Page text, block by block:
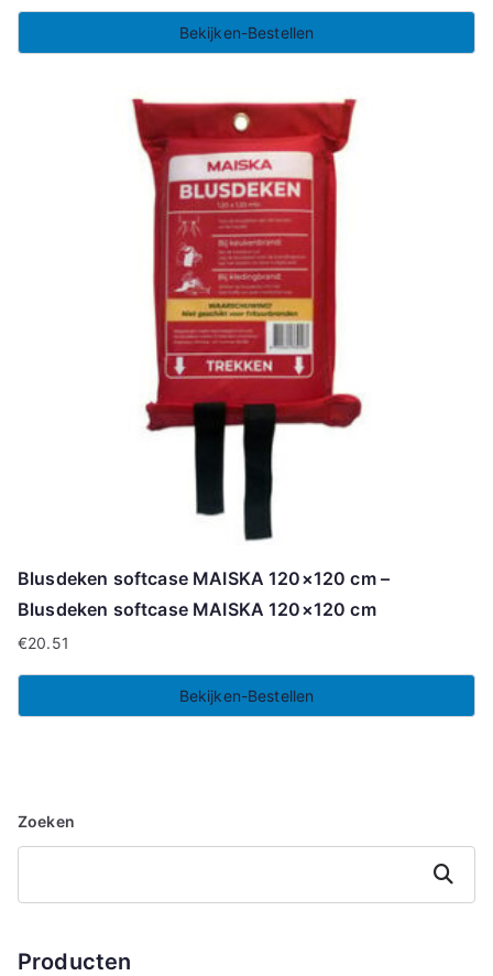
Bekijken-Bestellen
Blusdeken softcase MAISKA 120×120 cm –
Blusdeken softcase MAISKA 120×120 cm
€20.51
Bekijken-Bestellen
Zoeken
Zoeken
Producten